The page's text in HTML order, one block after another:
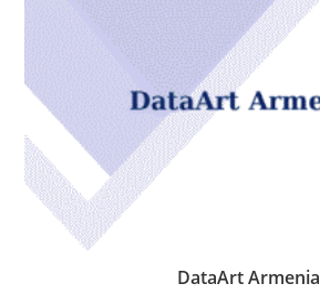
DataArt Armenia